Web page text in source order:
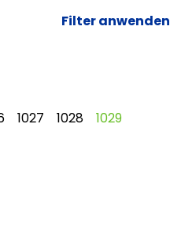
Filter anwenden
1027 1028 1029